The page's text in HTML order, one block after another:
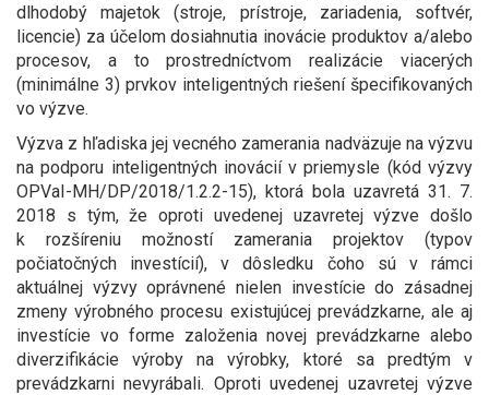
dlhodobý majetok (stroje, prístroje, zariadenia, softvér,
licencie) za účelom dosiahnutia inovácie produktov a/alebo
procesov, a to prostredníctvom realizácie viacerých
(minimálne 3) prvkov inteligentných riešení špecifikovaných
vo výzve.
Výzva z hľadiska jej vecného zamerania nadväzuje na výzvu
na podporu inteligentných inovácií v priemysle (kód výzvy
OPVaI-MH/DP/2018/1.2.2-15), ktorá bola uzavretá 31. 7.
2018 s tým, že oproti uvedenej uzavretej výzve došlo
k rozšíreniu možností zamerania projektov (typov
počiatočných investícií), v dôsledku čoho sú v rámci
aktuálnej výzvy oprávnené nielen investície do zásadnej
zmeny výrobného procesu existujúcej prevádzkarne, ale aj
investície vo forme založenia novej prevádzkarne alebo
diverzifikácie výroby na výrobky, ktoré sa predtým v
prevádzkarni nevyrábali. Oproti uvedenej uzavretej výzve